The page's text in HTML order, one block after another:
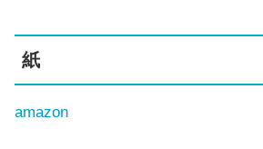
紙
amazon